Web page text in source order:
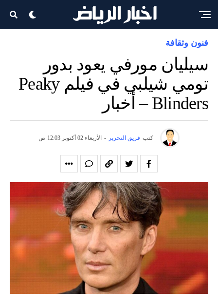
فنون وثقافة
سيليان مورفي يعود بدور
تومي شيلبي في فيلم Peaky
Blinders – أخبار
كتب فريق التحرير - الأربعاء 02 أكتوبر 12:03 ص